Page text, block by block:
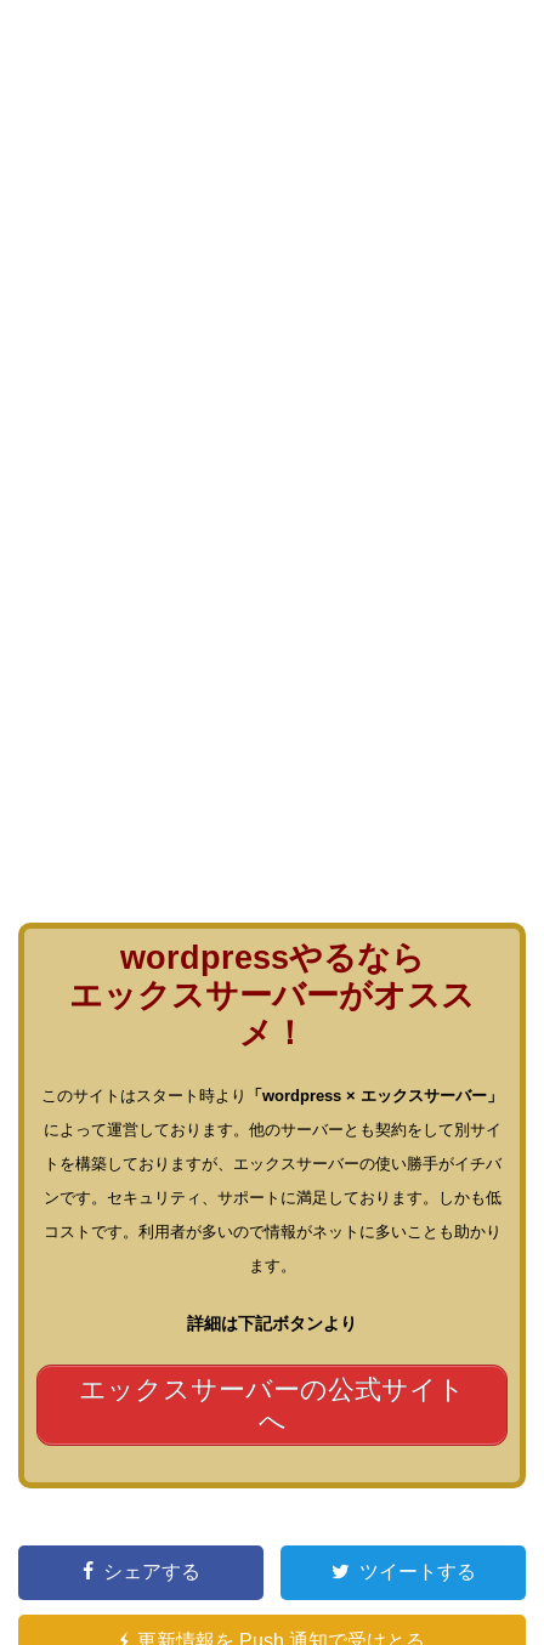
wordpressやるなら
エックスサーバーがオスス
メ！
このサイトはスタート時より
「wordpress × エックスサーバー」
によって運営しております。他のサーバーとも契約をして別サイ
トを構築しておりますが、エックスサーバーの使い勝手がイチバ
ンです。セキュリティ、サポートに満足しております。しかも低
コストです。利用者が多いので情報がネットに多いことも助かり
ます。
詳細は下記ボタンより
エックスサーバーの公式サイト
へ
シェアする ツイートする